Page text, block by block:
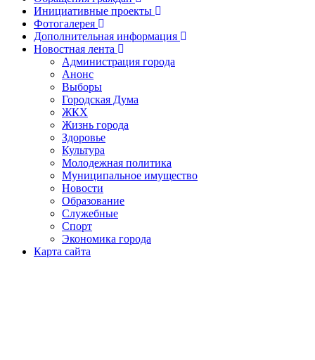
Инициативные проекты
Фотогалерея
Дополнительная информация
Новостная лента
Администрация города
Анонс
Выборы
Городская Дума
ЖКХ
Жизнь города
Здоровье
Культура
Молодежная политика
Муниципальное имущество
Новости
Образование
Служебные
Спорт
Экономика города
Карта сайта